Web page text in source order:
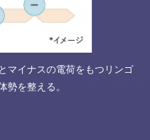
とマイナスの電荷をもつリンゴ
を整える。